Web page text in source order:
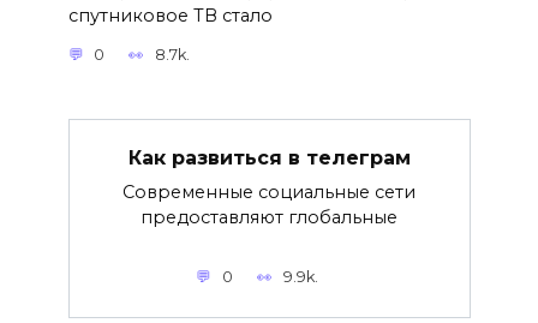
спутниковое ТВ стало
0 8.7k.
Как развиться в телеграм
Современные социальные сети
предоставляют глобальные
0 9.9k.